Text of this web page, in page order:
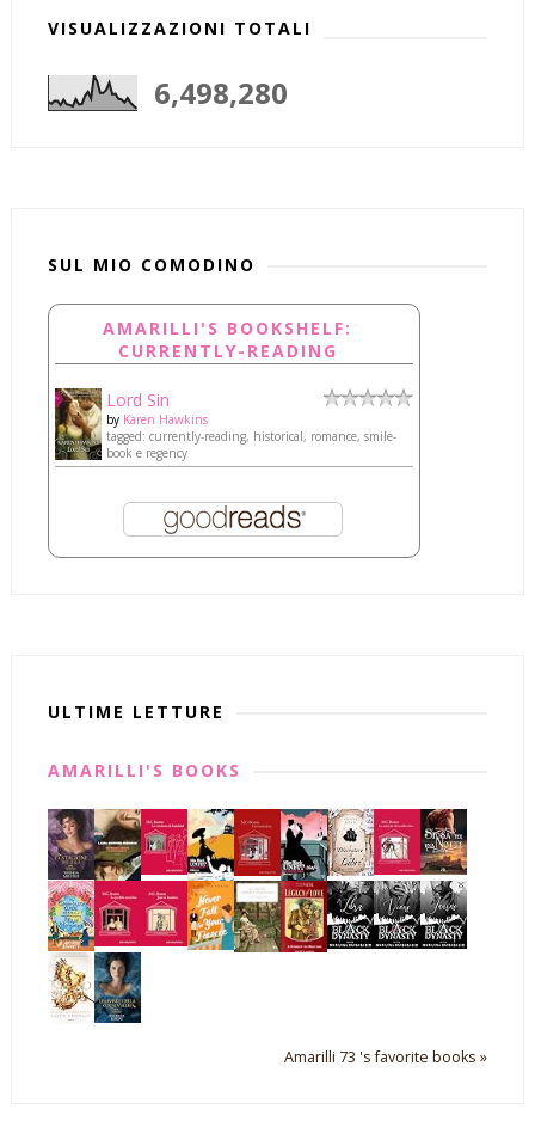
VISUALIZZAZIONI TOTALI
6,498,280
SUL MIO COMODINO
AMARILLI'S BOOKSHELF:
CURRENTLY-READING
Lord Sin
by Karen Hawkins
tagged: currently-reading, historical, romance, smile-
book e regency
ULTIME LETTURE
AMARILLI'S BOOKS
Amarilli 73 's favorite books »